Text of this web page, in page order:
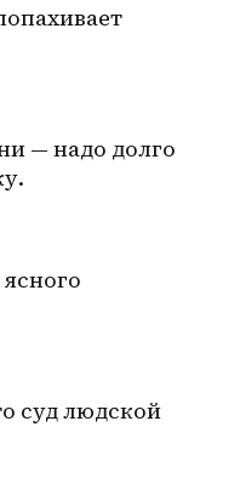
— надо долго
суд людской